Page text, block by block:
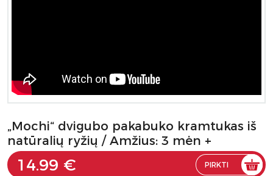
„Mochi“ dvigubo pakabuko kramtukas iš
natūralių ryžių / Amžius: 3 mėn +
14.99 € PIRKTI